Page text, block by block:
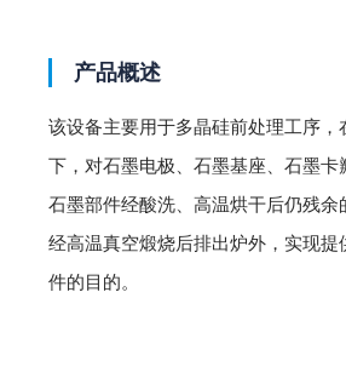
真空度6.67×10-3Pa6.67×10-3Pa压升率
产品概述
该设备主要用于多晶硅前处理工序，
下，对石墨电极、石墨基座、石墨卡
石墨部件经酸洗、高温烘干后仍残
经高温真空煅烧后排出炉外，实现提
件的目的。